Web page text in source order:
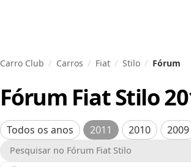
Carro Club Carros Fiat Stilo Fórum
Fórum Fiat Stilo
Todos os anos 2011 2010 2009